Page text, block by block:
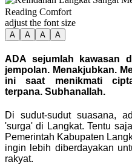
Reading Comfort
adjust the font size
A A A A
ADA sejumlah kawasan
jempolan. Menakjubkan.
ini saat menikmati
terpana. Subhanallah.
Di sudut-sudut suasana,
'surga' di Langkat. Tentu
Pemerintah Kabupaten
ingin lebih diberdayakan
rakyat.